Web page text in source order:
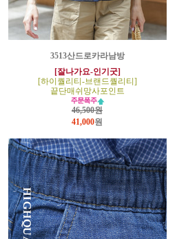
3513산드로카라남방
[잘나가요-인기굿]
[하이퀄리티-브랜드퀄리티]
끝단매쉬망사포인트
46,500원
41,000원